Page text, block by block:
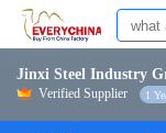
Jinxi Steel Industry
Verified Supplier 1